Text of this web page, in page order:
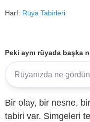
Harf: Rüya Tabirleri
Peki aynı rüyada başka
Bir olay, bir nesne,
tabiri var. Simgeleri